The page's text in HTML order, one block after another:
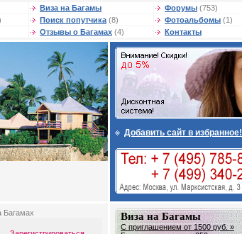
Виза на Багамы Форумы (753)
Поиск попутчика (8) Фотоальбомы (1)
Отзывы о Багамах (4) Контакты
Добавить сайт в избранное!
Виза на Багамы
С приглашением от 1500 руб. »